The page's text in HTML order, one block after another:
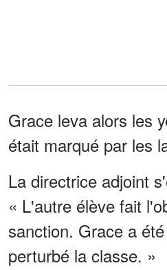
Grace leva alors les
était marqué par les
La directrice adjoint
« L'autre élève fait
sanction. Grace a
perturbé la classe. »